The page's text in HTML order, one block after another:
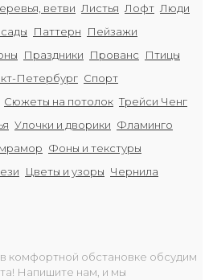
ветви Листья Лофт Люди
Паттерн
Пейзажи
Праздники Прованс
Птицы
Петербург Спорт
Сюжеты на потолок Трейси Ченг
Улочки и дворики Фламинго
Фоны и текстуры
Цветы и узоры Чернила
комфортной обстановке обсудим
Напишите нам, и мы